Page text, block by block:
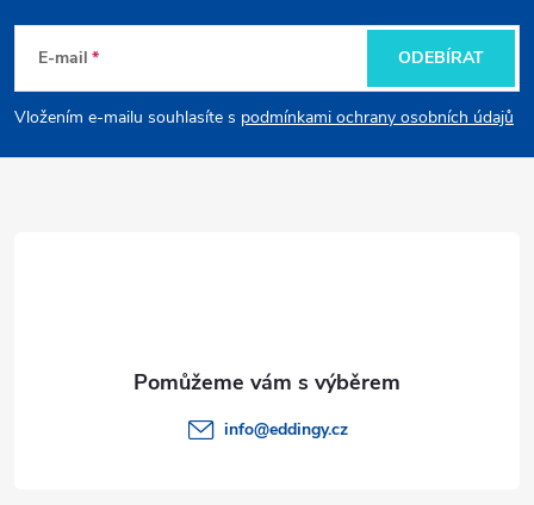
p
E-mail
Vložením e-mailu souhlasíte s podmínkami ochrany osobních údajů
ODEBÍRAT
info@eddingy.cz